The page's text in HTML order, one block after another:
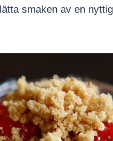
smaken av en